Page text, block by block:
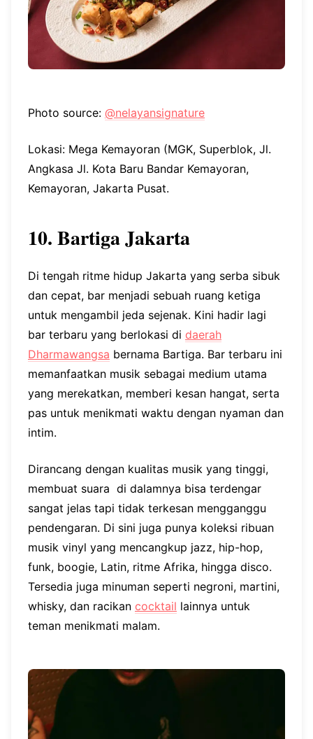
Photo source: @nelayansignature
Lokasi: Mega Kemayoran (MGK, Superblok, Jl.
Angkasa Jl. Kota Baru Bandar Kemayoran,
Kemayoran, Jakarta Pusat.
10. Bartiga Jakarta
Di tengah ritme hidup Jakarta yang serba sibuk
dan cepat, bar menjadi sebuah ruang ketiga
untuk mengambil jeda sejenak. Kini hadir lagi
bar terbaru yang berlokasi di daerah
Dharmawangsa bernama Bartiga. Bar terbaru ini
memanfaatkan musik sebagai medium utama
yang merekatkan, memberi kesan hangat, serta
pas untuk menikmati waktu dengan nyaman dan
intim.
Dirancang dengan kualitas musik yang tinggi,
membuat suara di dalamnya bisa terdengar
sangat jelas tapi tidak terkesan mengganggu
pendengaran. Di sini juga punya koleksi ribuan
musik vinyl yang mencangkup jazz, hip-hop,
funk, boogie, Latin, ritme Afrika, hingga disco.
Tersedia juga minuman seperti negroni, martini,
whisky, dan racikan cocktail lainnya untuk
teman menikmati malam.